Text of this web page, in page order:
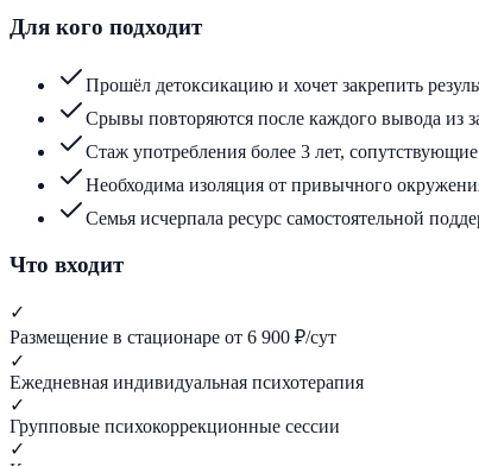
Для кого подходит
Прошёл детоксикацию и хочет закрепить
Срывы повторяются после каждого вывода из
Стаж употребления более 3 лет,
Необходима изоляция от привычного
Семья исчерпала ресурс самостоятельной
Что входит
✓
Размещение в стационаре от 6 900 ₽/сут
✓
Ежедневная индивидуальная психотерапия
✓
Групповые психокоррекционные сессии
✓